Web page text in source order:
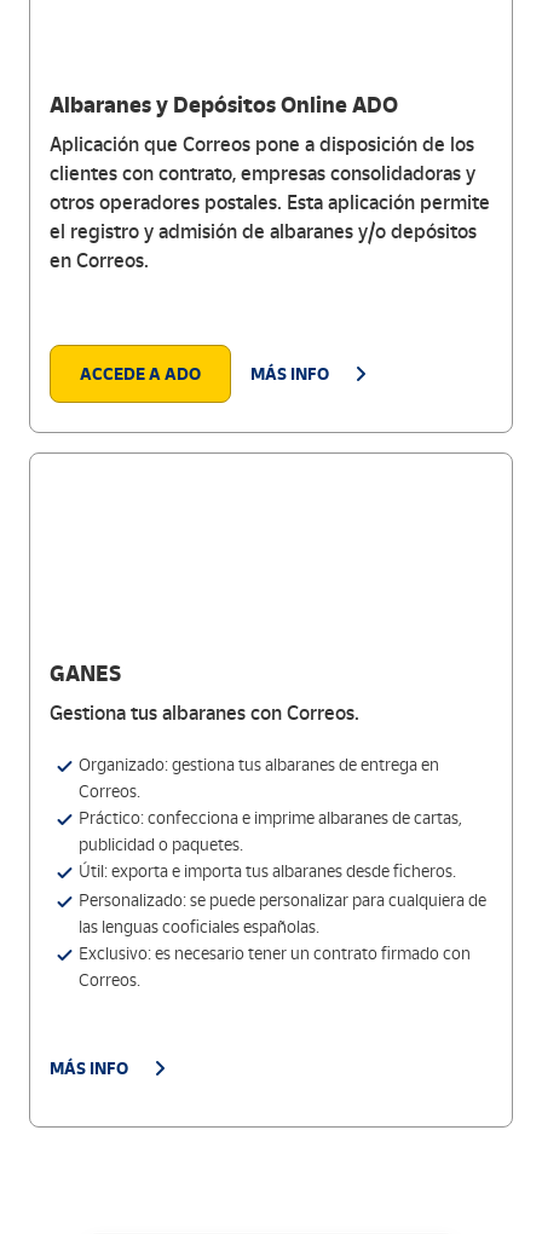
Albaranes y Depósitos Online ADO
Aplicación que Correos pone a disposición de los
clientes con contrato, empresas consolidadoras y
otros operadores postales. Esta aplicación permite
el registro y admisión de albaranes y/o depósitos
en Correos.
ACCEDE A ADO MÁS INFO
GANES
Gestiona tus albaranes con Correos.
Organizado: gestiona tus albaranes de entrega en
Correos.
Práctico: confecciona e imprime albaranes de cartas,
publicidad o paquetes.
Útil: exporta e importa tus albaranes desde ficheros.
Personalizado: se puede personalizar para cualquiera de
las lenguas cooficiales españolas.
Exclusivo: es necesario tener un contrato firmado con
Correos.
MÁS INFO